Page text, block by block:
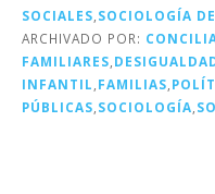
r b
o
o
k
dI
n
SOCIALES,SOCIOLOGÍA
ARCHIVADO POR:
FAMILIARES,
INFANTIL,FAMILIAS,
PÚBLICAS,SOCIOLOGÍA,